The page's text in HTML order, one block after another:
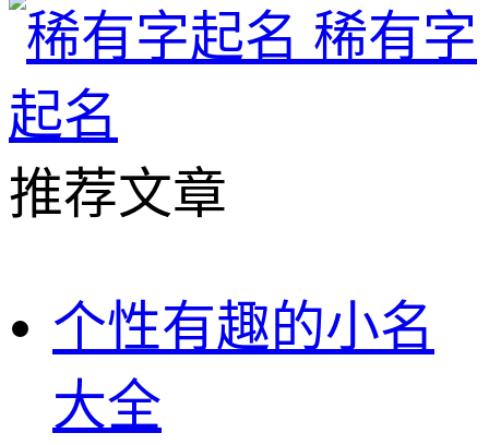
稀有字
起名
推荐文章
个性有趣的小名
大全